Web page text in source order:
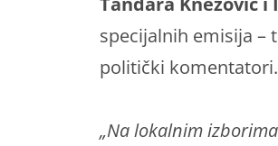
specijalnih emisija –
politički komentatori.
„Na lokalnim